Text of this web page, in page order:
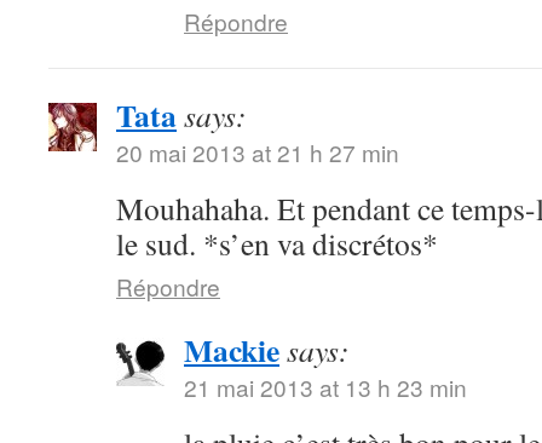
Répondre
Tatasays:
20 mai 2013 at 21 h 27 min
Mouhahaha. Et pendant ce
le sud. *s’en va discrétos*
Répondre
Mackiesays:
21 mai 2013 at 13 h 23 min